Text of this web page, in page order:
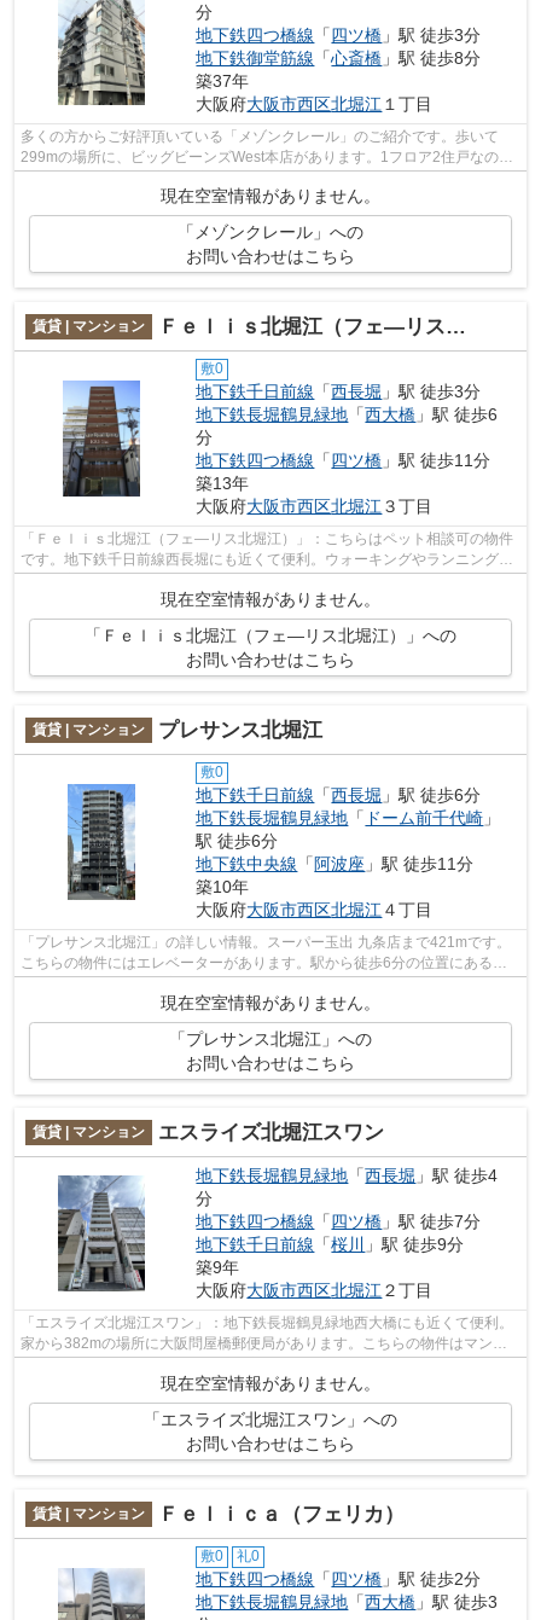
分
地下鉄四つ橋線 「四ツ橋 」駅 徒歩3分
地下鉄御堂筋線 「心斎橋 」駅 徒歩8分
築37年
大阪府大阪市西区北堀江 １丁目
多くの方からご好評頂いている「メゾンクレール」のご紹介です。歩いて
299mの場所に、ビッグビーンズWest本店があります。1フロア2住戸なの
で、風通しも良く快適な環境となっています...
現在空室情報がありません。
「メゾンクレール」への
お問い合わせはこちら
賃貸 | マンション Ｆｅｌｉｓ北堀江（フェ―リス北堀江）
敷0
地下鉄千日前線 「西長堀 」駅 徒歩3分
地下鉄長堀鶴見緑地 「西大橋 」駅 徒歩6
分
地下鉄四つ橋線 「四ツ橋 」駅 徒歩11分
築13年
大阪府大阪市西区北堀江 ３丁目
「Ｆｅｌｉｓ北堀江（フェ―リス北堀江）」：こちらはペット相談可の物件
です。地下鉄千日前線西長堀にも近くて便利。ウォーキングやランニングが
現在空室情報がありません。
「Ｆｅｌｉｓ北堀江（フェ―リス北堀江）」への
お問い合わせはこちら
賃貸 | マンション プレサンス北堀江
敷0
地下鉄千日前線 「西長堀 」駅 徒歩6分
地下鉄長堀鶴見緑地 「 ドーム前千代崎 」
駅 徒歩6分
地下鉄中央線 「 阿波座 」駅 徒歩11分
築10年
大阪府大阪市西区北堀江 ４丁目
「プレサンス北堀江」の詳しい情報。スーパー玉出 九条店まで421mです。
こちらの物件にはエレベーターがあります。駅から徒歩6分の位置にある物
件なので、アクセスも良好です。当社ス...
現在空室情報がありません。
「プレサンス北堀江」への
お問い合わせはこちら
賃貸 | マンション エスライズ北堀江スワン
地下鉄長堀鶴見緑地 「西長堀 」駅 徒歩4
分
地下鉄四つ橋線 「四ツ橋 」駅 徒歩7分
地下鉄千日前線 「桜川
」駅 徒歩9分
築9年
大阪府大阪市西区北堀江２丁目
「エスライズ北堀江スワン」：地下鉄長堀鶴見緑地西大橋にも近くて便利。
家から382mの場所に大阪問屋橋郵便局があります。こちらの物件はマンシ
現在空室情報がありません。
「エスライズ北堀江スワン」への
お問い合わせはこちら
賃貸 | マンション Ｆｅｌｉｃａ（フェリカ）
敷0 礼0
地下鉄四つ橋線 「四ツ橋 」駅 徒歩2分
地下鉄長堀鶴見緑地 「西大橋 」駅 徒歩3